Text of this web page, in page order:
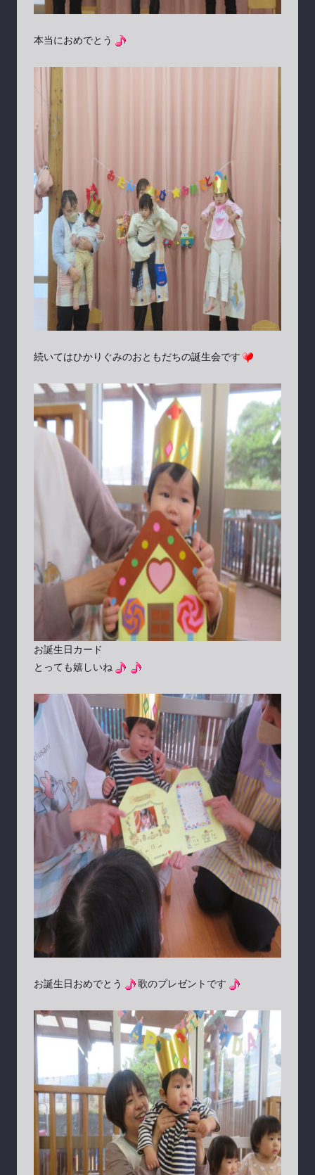
本当におめでとう
続いてはひかりぐみのおともだちの誕生会です
お誕生日カード
とっても嬉しいね
お誕生日おめでとう 歌のプレゼントです